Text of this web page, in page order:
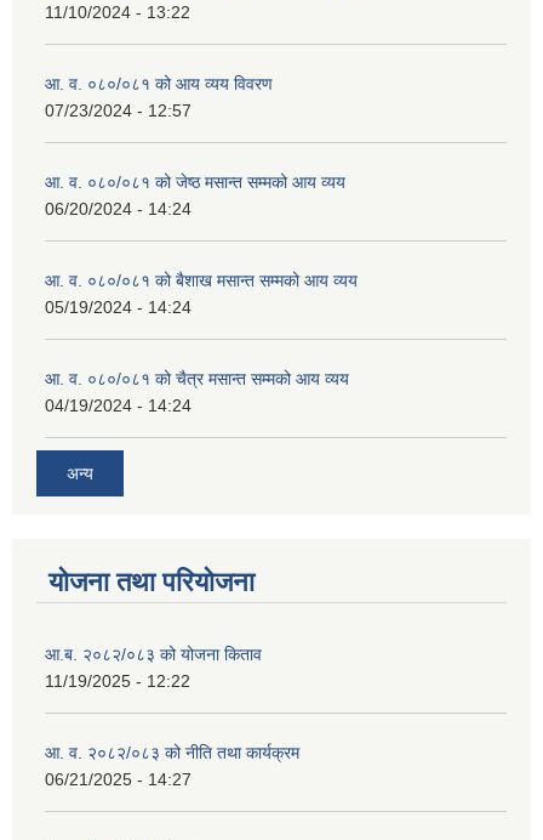
11/10/2024 - 13:22
आ. व. ०८०/०८१ को आय व्यय विवरण
07/23/2024 - 12:57
आ. व. ०८०/०८१ को जेष्ठ मसान्त सम्मको आय व्यय
06/20/2024 - 14:24
आ. व. ०८०/०८१ को बैशाख मसान्त सम्मको आय व्यय
05/19/2024 - 14:24
आ. व. ०८०/०८१ को चैत्र मसान्त सम्मको आय व्यय
04/19/2024 - 14:24
अन्य
योजना तथा परियोजना
आ.ब. २०८२/०८३ को योजना किताव
11/19/2025 - 12:22
आ. व. २०८२/०८३ को नीति तथा कार्यक्रम
06/21/2025 - 14:27